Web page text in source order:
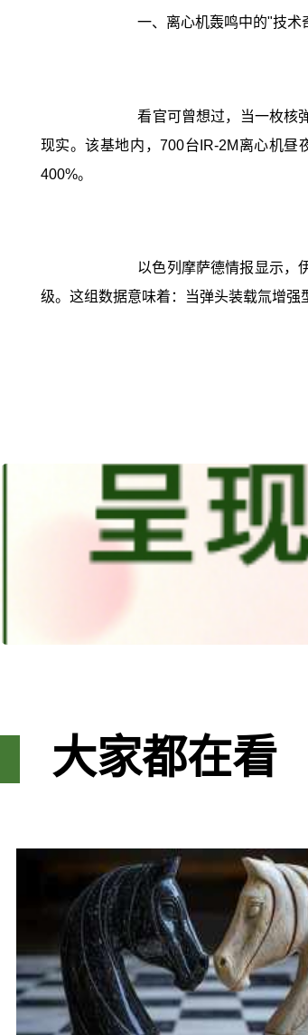
一、离心机轰鸣中的"技术
看官可曾想过，当一枚核
现实。该基地内，700台IR-2M离心机
400%。
以色列摩萨德情报显示，
级。这组数据意味着：当弹头装载氚增强
大家都在看